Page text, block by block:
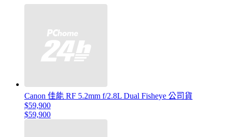
Canon 佳能 RF 5.2mm f/2.8L Dual Fisheye 公司貨
$59,900
$59,900